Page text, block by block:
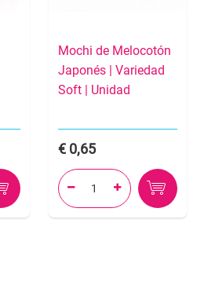
Mochi de Melocotón
Japonés | Variedad
Soft | Unidad
0,65
 